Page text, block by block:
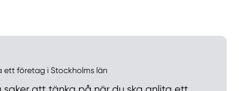
ett företag i Stockholms län